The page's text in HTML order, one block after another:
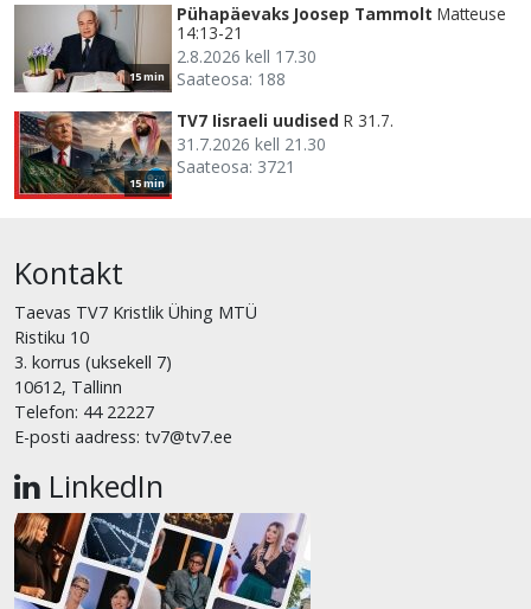
15 min
Pühapäevaks Joosep Tammolt Matteuse
14:13-21
2.8.2026 kell 17.30
Saateosa: 188
15 min
TV7 Iisraeli uudised R 31.7.
31.7.2026 kell 21.30
Saateosa: 3721
Kontakt
Taevas TV7 Kristlik Ühing MTÜ
Ristiku 10
3. korrus (uksekell 7)
10612, Tallinn
Telefon: 44 22227
E-posti aadress: tv7@tv7.ee
LinkedIn